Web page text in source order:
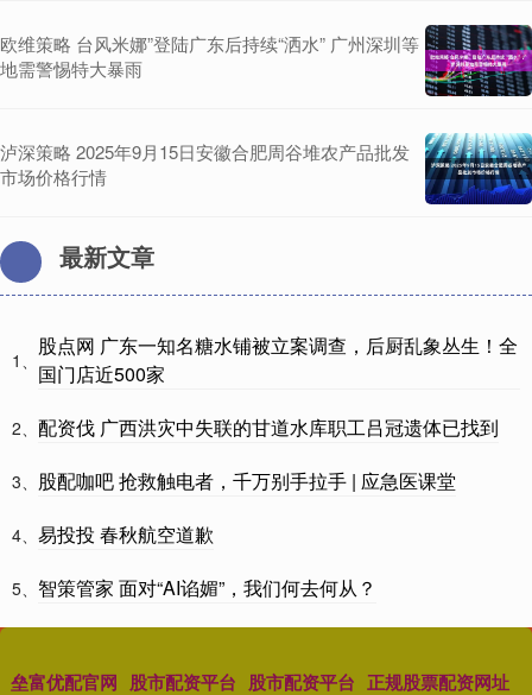
欧维策略 台风米娜”登陆广东后持续“洒水” 广州深圳等
地需警惕特大暴雨
泸深策略 2025年9月15日安徽合肥周谷堆农产品批发
市场价格行情
最新文章
1、
股点网 广东一知名糖水铺被立案调查，后厨乱象丛生！全
国门店近500家
2、 配资伐 广西洪灾中失联的甘道水库职工吕冠遗体已找到
3、 股配咖吧 抢救触电者，千万别手拉手 | 应急医课堂
4、 易投投 春秋航空道歉
5、 智策管家 面对“AI谄媚”，我们何去何从？
垒富优配官网 股市配资平台 股市配资平台 正规股票配资网址